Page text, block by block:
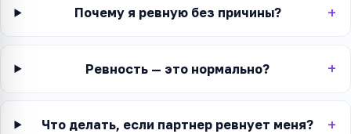
Почему я ревную без причины?
Ревность — это нормально?
Что делать, если партнер ревнует меня?